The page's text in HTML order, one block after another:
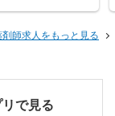
師求人をもっと見る
で見る